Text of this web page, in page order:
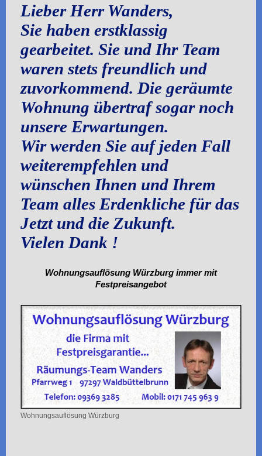
Lieber Herr Wanders,
Sie haben erstklassig
gearbeitet. Sie und Ihr Team
waren stets freundlich und
zuvorkommend. Die geräumte
Wohnung übertraf sogar noch
unsere Erwartungen.
Wir werden Sie auf jeden Fall
weiterempfehlen und
wünschen Ihnen und Ihrem
Team alles Erdenkliche für das
Jetzt und die Zukunft.
Vielen Dank !
Wohnungsauflösung Würzburg immer mit
Festpreisangebot
Wohnungsauflösung Würzburg